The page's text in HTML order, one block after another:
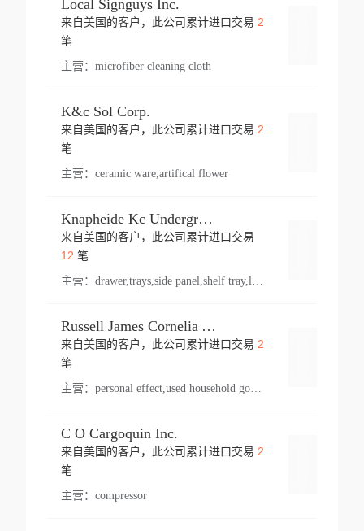
Local Signguys Inc.
来自美国的客户，此公司累计进口交易 2
笔
主营： microfiber cleaning cloth
K&c Sol Corp.
来自美国的客户，此公司累计进口交易 2
笔
主营： ceramic ware,artifical flower
Knapheide Kc Underground
来自美国的客户，此公司累计进口交易
12 笔
主营：
Russell James Cornelia Arlington Va
来自美国的客户，此公司累计进口交易 2
笔
主营： personal effect,used household goods
C O Cargoquin Inc.
来自美国的客户，此公司累计进口交易 2
笔
主营： compressor